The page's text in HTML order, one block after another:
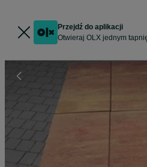
Przejdź do aplikacji
Otwieraj OLX jednym